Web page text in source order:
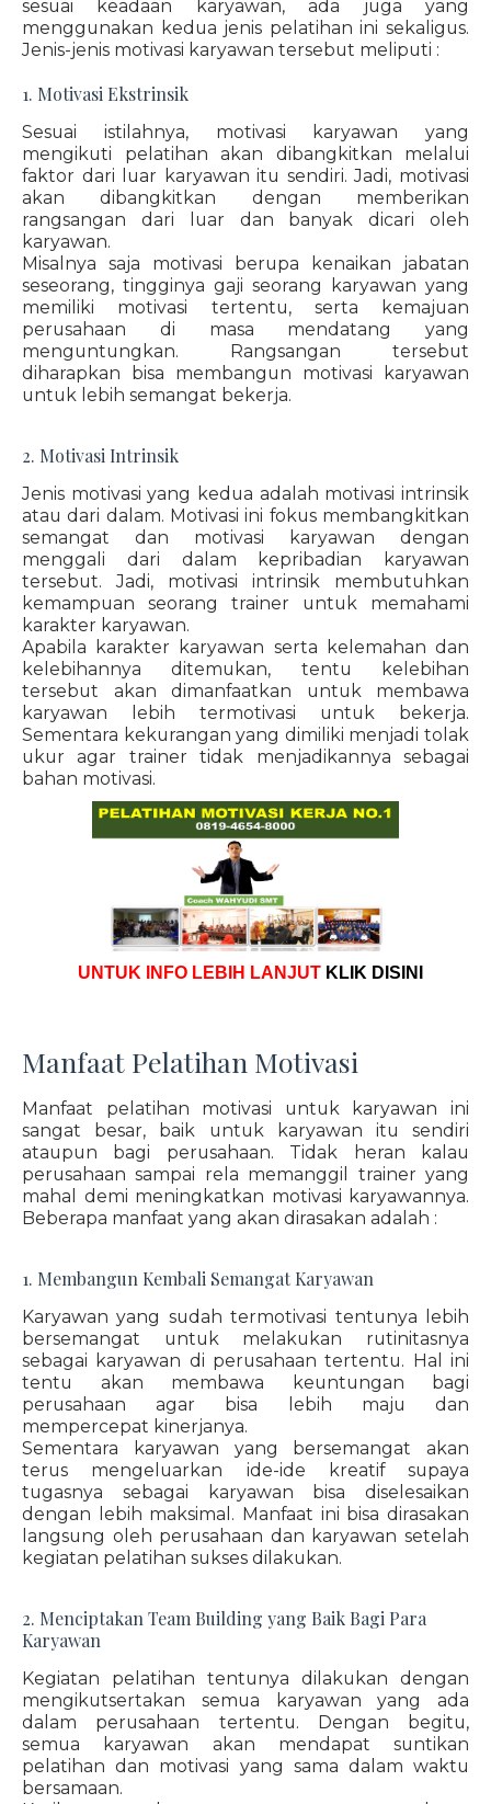
sesuai keadaan karyawan, ada juga yang
menggunakan kedua jenis pelatihan ini sekaligus.
Jenis-jenis motivasi karyawan tersebut meliputi :
1. Motivasi Ekstrinsik
Sesuai istilahnya, motivasi karyawan yang
mengikuti pelatihan akan dibangkitkan melalui
faktor dari luar karyawan itu sendiri. Jadi, motivasi
akan dibangkitkan dengan memberikan
rangsangan dari luar dan banyak dicari oleh
karyawan.
Misalnya saja motivasi berupa kenaikan jabatan
seseorang, tingginya gaji seorang karyawan yang
memiliki motivasi tertentu, serta kemajuan
perusahaan di masa mendatang yang
menguntungkan. Rangsangan tersebut
diharapkan bisa membangun motivasi karyawan
untuk lebih semangat bekerja.
2. Motivasi Intrinsik
Jenis motivasi yang kedua adalah motivasi intrinsik
atau dari dalam. Motivasi ini fokus membangkitkan
semangat dan motivasi karyawan dengan
menggali dari dalam kepribadian karyawan
tersebut. Jadi, motivasi intrinsik membutuhkan
kemampuan seorang trainer untuk memahami
karakter karyawan.
Apabila karakter karyawan serta kelemahan dan
kelebihannya ditemukan, tentu kelebihan
tersebut akan dimanfaatkan untuk membawa
karyawan lebih termotivasi untuk bekerja.
Sementara kekurangan yang dimiliki menjadi tolak
ukur agar trainer tidak menjadikannya sebagai
bahan motivasi.
UNTUK INFO LEBIH LANJUT KLIK DISINI
Manfaat Pelatihan Motivasi
Manfaat pelatihan motivasi untuk karyawan ini
sangat besar, baik untuk karyawan itu sendiri
ataupun bagi perusahaan. Tidak heran kalau
perusahaan sampai rela memanggil trainer yang
mahal demi meningkatkan motivasi karyawannya.
Beberapa manfaat yang akan dirasakan adalah :
1. Membangun Kembali Semangat Karyawan
Karyawan yang sudah termotivasi tentunya lebih
bersemangat untuk melakukan rutinitasnya
sebagai karyawan di perusahaan tertentu. Hal ini
tentu akan membawa keuntungan bagi
perusahaan agar bisa lebih maju dan
mempercepat kinerjanya.
Sementara karyawan yang bersemangat akan
terus mengeluarkan ide-ide kreatif supaya
tugasnya sebagai karyawan bisa diselesaikan
dengan lebih maksimal. Manfaat ini bisa dirasakan
langsung oleh perusahaan dan karyawan setelah
kegiatan pelatihan sukses dilakukan.
2. Menciptakan Team Building yang Baik Bagi Para
Karyawan
Kegiatan pelatihan tentunya dilakukan dengan
mengikutsertakan semua karyawan yang ada
dalam perusahaan tertentu. Dengan begitu,
semua karyawan akan mendapat suntikan
pelatihan dan motivasi yang sama dalam waktu
bersamaan.